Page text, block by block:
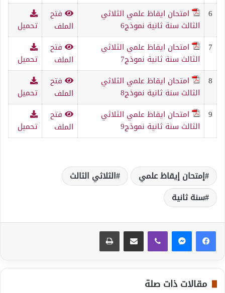
6
امتحان ايقاظ علمي الثلاثي
الثالث سنة ثانية نموذج6
فتح
الملف
تحميل
7
امتحان ايقاظ علمي الثلاثي
الثالث سنة ثانية نموذج7
فتح
الملف
تحميل
8
امتحان ايقاظ علمي الثلاثي
الثالث سنة ثانية نموذج8
فتح
الملف
تحميل
9
امتحان ايقاظ علمي الثلاثي
الثالث سنة ثانية نموذج9
فتح
الملف
تحميل
إمتحان إيقاظ علمي
الثلاثي الثالث
سنة ثانية
مقالات ذات صلة